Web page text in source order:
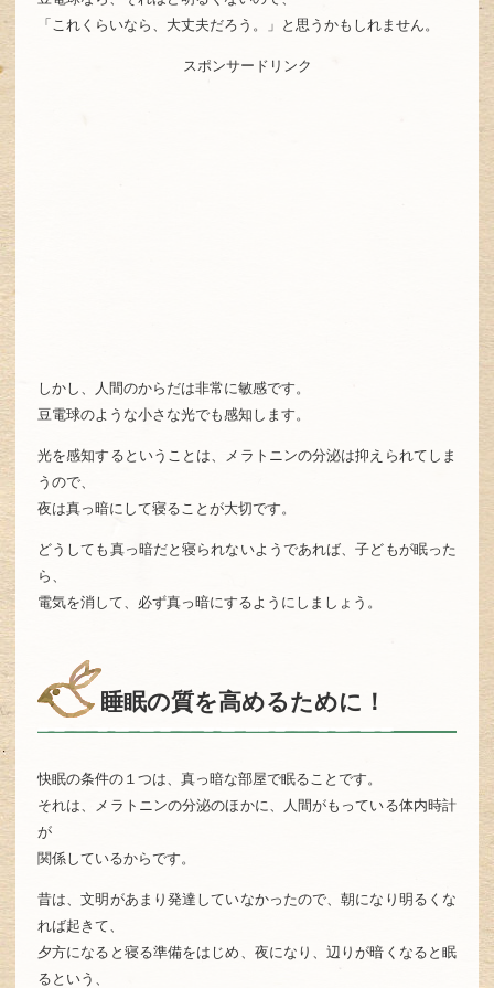
「これくらいなら、大丈夫だろう。」と思うかもしれません。
スポンサードリンク
しかし、人間のからだは非常に敏感です。
豆電球のような小さな光でも感知します。
光を感知するということは、メラトニンの分泌は抑えられてしま
うので、
夜は真っ暗にして寝ることが大切です。
どうしても真っ暗だと寝られないようであれば、子どもが眠った
ら、
電気を消して、必ず真っ暗にするようにしましょう。
睡眠の質を高めるために！
快眠の条件の１つは、真っ暗な部屋で眠ることです。
それは、メラトニンの分泌のほかに、人間がもっている体内時計
が
関係しているからです。
昔は、文明があまり発達していなかったので、朝になり明るくな
れば起きて、
夕方になると寝る準備をはじめ、夜になり、辺りが暗くなると眠
るという、